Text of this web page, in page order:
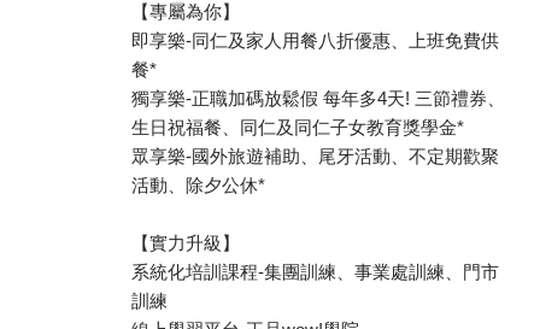
【專屬為你】
即享樂-同仁及家人用餐八折優惠、上班免費供
餐*
獨享樂-正職加碼放鬆假 每年多4天! 三節禮券、
生日祝福餐、同仁及同仁子女教育獎學金*
眾享樂-國外旅遊補助、尾牙活動、不定期歡聚
活動、除夕公休*
【實力升級】
系統化培訓課程-集團訓練、事業處訓練、門市
訓練